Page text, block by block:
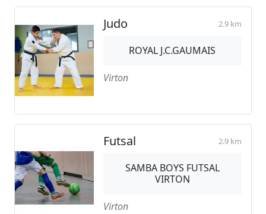
Judo 2.9 km
ROYAL J.C.GAUMAIS
Virton
Futsal 2.9 km
SAMBA BOYS FUTSAL
VIRTON
Virton